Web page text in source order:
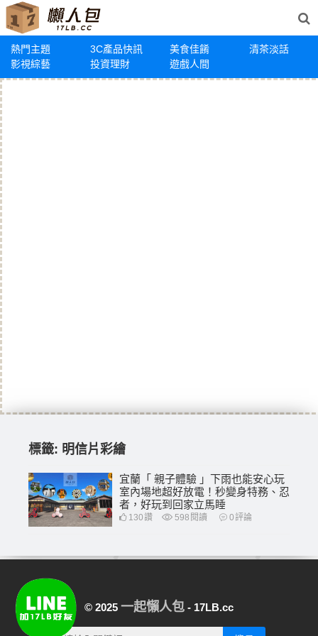
熱門主題 3C產品快訊 美食佳餚
清茶淡話
影視綜藝
投資理財 遊戲人間
標籤: 明信片彩繪
宜蘭「 親子體驗 」下雨也能安心玩
室內場地超好放電！秒變身特務、忍
者，好玩到回家立馬睡
130讚 598 閱讀 0評論
© 2025 一起懶人包 - 17LB.cc